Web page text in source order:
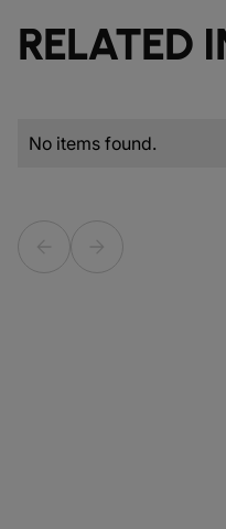
RELATED
No items found.